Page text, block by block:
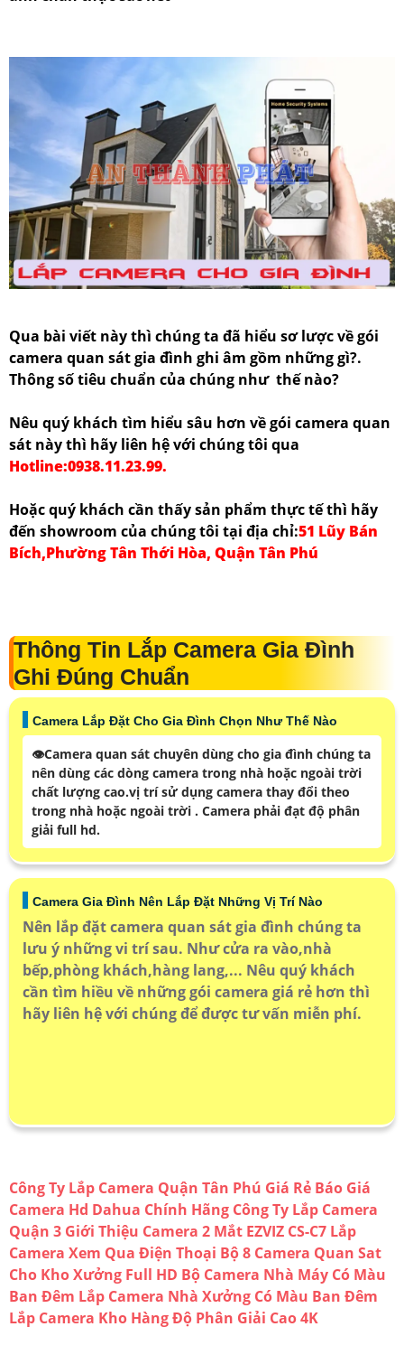
Qua bài viết này thì chúng ta đã hiểu sơ lược về gói
camera quan sát gia đình ghi âm gồm những gì?.
Thông số tiêu chuẩn của chúng như thế nào?
Nêu quý khách tìm hiểu sâu hơn về gói camera quan
sát này thì hãy liên hệ với chúng tôi qua
Hotline:0938.11.23.99.
Hoặc quý khách cần thấy sản phẩm thực tế thì hãy
đến showroom của chúng tôi tại địa chỉ:51 Lũy Bán
Bích,Phường Tân Thới Hòa, Quận Tân Phú
Thông Tin Lắp Camera Gia Đình
Ghi Đúng Chuẩn
Camera Lắp Đặt Cho Gia Đình Chọn Như Thế Nào
👁Camera quan sát chuyên dùng cho gia đình chúng ta
nên dùng các dòng camera trong nhà hoặc ngoài trời
chất lượng cao.vị trí sử dụng camera thay đổi theo
trong nhà hoặc ngoài trời . Camera phải đạt độ phân
giải full hd.
Camera Gia Đình Nên Lắp Đặt Những Vị Trí Nào
Nên lắp đặt camera quan sát gia đình chúng ta
lưu ý những vi trí sau. Như cửa ra vào,nhà
bếp,phòng khách,hàng lang,... Nêu quý khách
cần tìm hiều về những gói camera giá rẻ hơn thì
hãy liên hệ với chúng để được tư vấn miễn phí.
Công Ty Lắp Camera Quận Tân Phú Giá Rẻ Báo Giá
Camera Hd Dahua Chính Hãng Công Ty Lắp Camera
Quận 3 Giới Thiệu Camera 2 Mắt EZVIZ CS-C7 Lắp
Camera Xem Qua Điện Thoại Bộ 8 Camera Quan Sat
Cho Kho Xưởng Full HD Bộ Camera Nhà Máy Có Màu
Ban Đêm Lắp Camera Nhà Xưởng Có Màu Ban Đêm
Lắp Camera Kho Hàng Độ Phân Giải Cao 4K